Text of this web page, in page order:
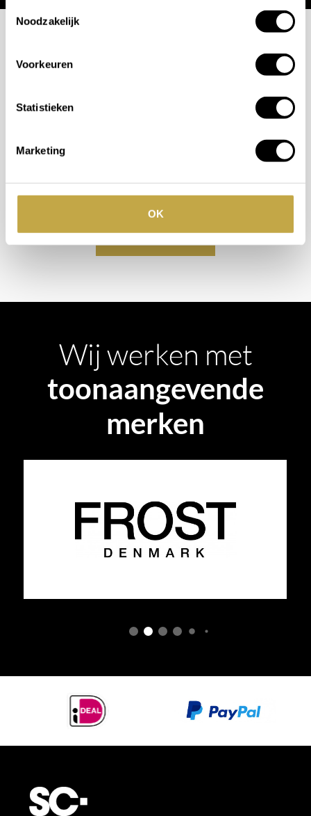
Toestemmingsselectie
Noodzakelijk
Voorkeuren
Statistieken
Marketing
OK
Mogelijkheden
Neem contact met ons op voor een intake gesprek.
projects@stonecompany.nl
Wij werken met
toonaangevende
merken